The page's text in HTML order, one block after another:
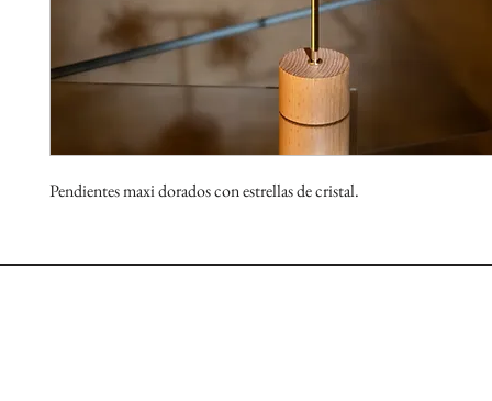
Pendientes maxi dorados con estrellas de cristal.